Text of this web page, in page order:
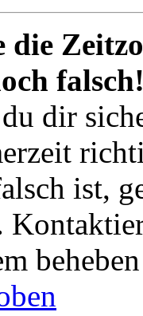
die
falsch!
dir
ist,